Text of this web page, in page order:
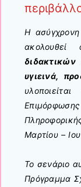
Η
υγιεινά,
Μαρτίου –
Το σενάριο
Πρόγραμμα